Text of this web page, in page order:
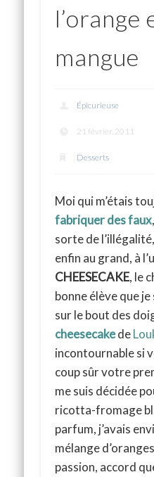
l’orange
mangue
Épicurieuse
21 février, 2011
Desserts
Moi qui m’étais
fabriquer des faux
sorte de
enfin au grand, à
CHEESECAKE, le
bonne élève que je
sur le bout des
cheesecakede
incontournable si
coup sûr votre
me suis décidée
ricotta-fromage
parfum, j’avais
mélange
passion, accord